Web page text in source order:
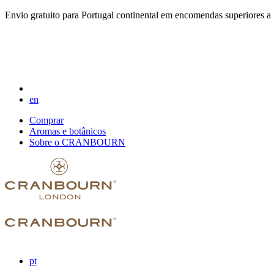
Envio gratuito para Portugal continental em encomendas superiores a
en
Comprar
Aromas e botânicos
Sobre o CRANBOURN
pt